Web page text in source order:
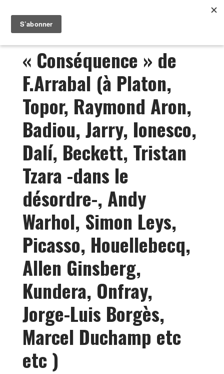
« Conséquence » de
F.Arrabal (à Platon,
Topor, Raymond Aron,
Badiou, Jarry, Ionesco,
Dalí, Beckett, Tristan
Tzara -dans le
désordre-, Andy
Warhol, Simon Leys,
Picasso, Houellebecq,
Allen Ginsberg,
Kundera, Onfray,
Jorge-Luis Borgès,
Marcel Duchamp etc
etc )